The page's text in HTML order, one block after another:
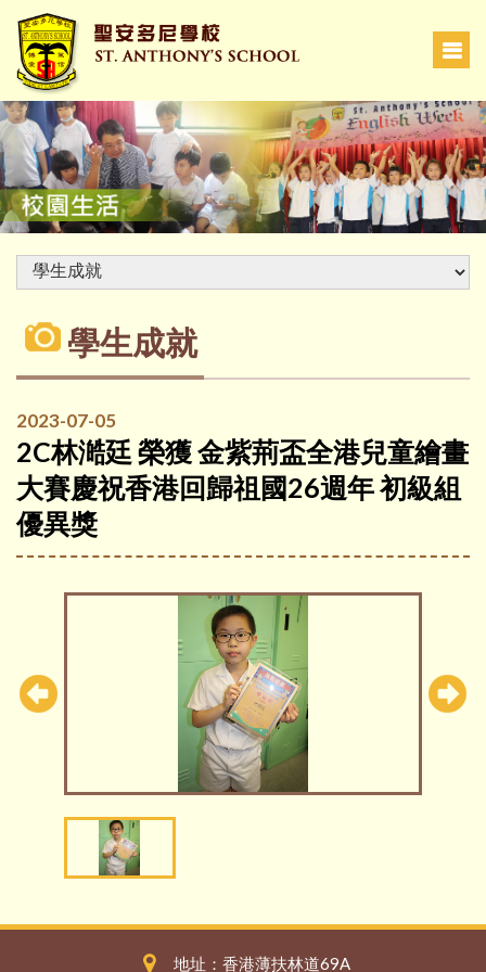
學生成就
2023-07-05
2C林澔廷 榮獲 金紫荊盃全港兒童繪畫
大賽慶祝香港回歸祖國26週年 初級組
優異獎
地址：香港薄扶林道69A